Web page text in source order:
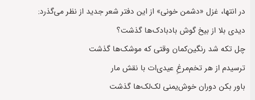
در انتها، غزل «دشمن خونی» از این دفتر شعر جدید از نظر می‌گذرد:
دیدی بلا از بیخ گوش بادبادک‌ها گذشت؟
چل تکه شد رنگین‌کمان وقتی که موشک‌ها گذشت
ترسیدم از هر تخم‌‌مرغِ عیدی‌ات با نقش مار
باور بکن دوران خوش‌یمنی لک‌لک‌ها گذشت